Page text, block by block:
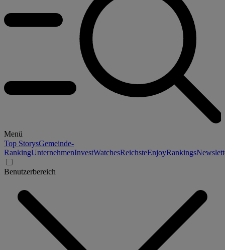
Menü
Top StorysGemeinde-
RankingUnternehmenInvestWatchesReichsteEnjoyRankings
Benutzerbereich